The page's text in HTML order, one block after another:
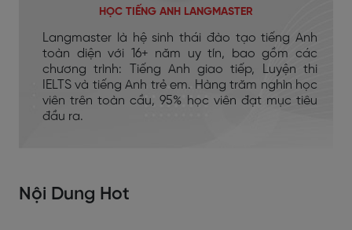
HỌC TIẾNG ANH LANGMASTER
Langmaster là hệ sinh thái đào tạo tiếng Anh
toàn diện với 16+ năm uy tín, bao gồm các
chương trình: Tiếng Anh giao tiếp, Luyện thi
IELTS và tiếng Anh trẻ em. Hàng trăm nghìn học
viên trên toàn cầu, 95% học viên đạt mục tiêu
đầu ra.
Nội Dung Hot